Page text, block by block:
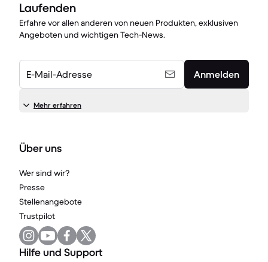
Laufenden
Erfahre vor allen anderen von neuen Produkten, exklusiven
Angeboten und wichtigen Tech-News.
E-Mail-Adresse Anmelden
Mehr erfahren
Über uns
Wer sind wir?
Presse
Stellenangebote
Trustpilot
Hilfe und Support